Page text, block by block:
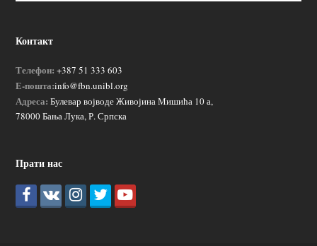
Контакт
Телефон: +387 51 333 603
Е-пошта:info@fbn.unibl.org
Адреса: Булевар војводе Живојина Мишића 10 а,
78000 Бања Лука, Р. Српска
Прати нас